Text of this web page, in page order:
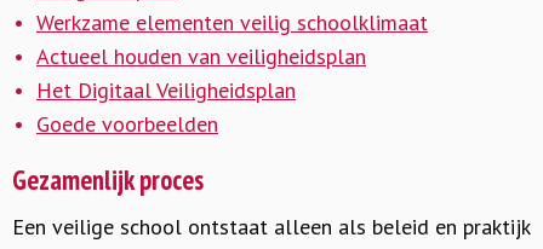
Werkzame elementen veilig schoolklimaat
Actueel houden van veiligheidsplan
Het Digitaal Veiligheidsplan
Goede voorbeelden
Gezamenlijk proces
Een veilige school ontstaat alleen als beleid en praktijk